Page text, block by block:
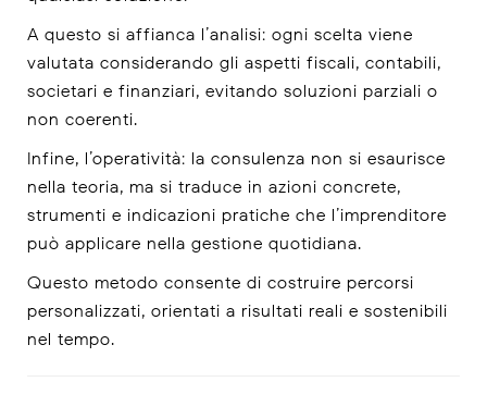
A questo si affianca l’analisi: ogni scelta viene
valutata considerando gli aspetti fiscali, contabili,
societari e finanziari, evitando soluzioni parziali o
non coerenti.
Infine, l’operatività: la consulenza non si esaurisce
nella teoria, ma si traduce in azioni concrete,
strumenti e indicazioni pratiche che l’imprenditore
può applicare nella gestione quotidiana.
Questo metodo consente di costruire percorsi
personalizzati, orientati a risultati reali e sostenibili
nel tempo.